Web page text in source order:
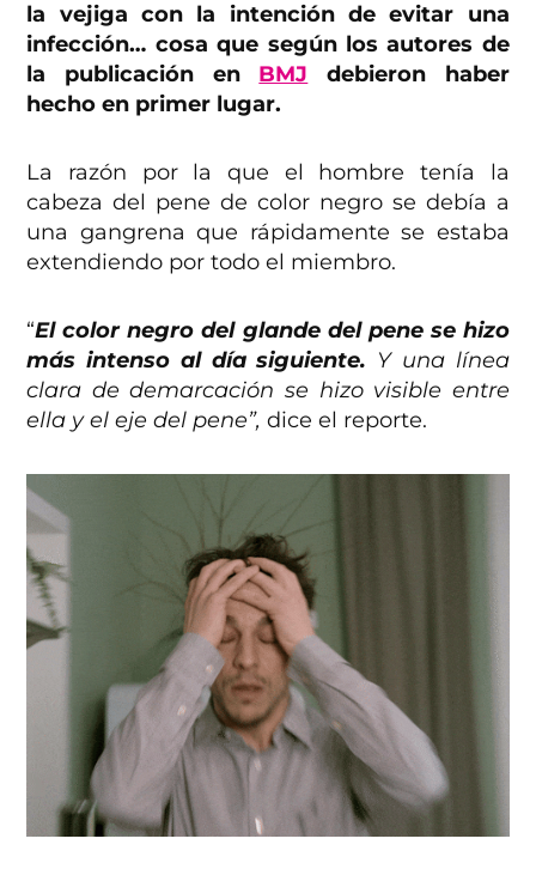
la vejiga con la intención de evitar una
infección… cosa que según los autores de
la publicación en BMJ debieron haber
hecho en primer lugar.
La razón por la que el hombre tenía la
cabeza del pene de color negro se debía a
una gangrena que rápidamente se estaba
extendiendo por todo el miembro.
“El color negro del glande del pene se hizo
más intenso al día siguiente. Y una línea
clara de demarcación se hizo visible entre
ella y el eje del pene”,dice el reporte.